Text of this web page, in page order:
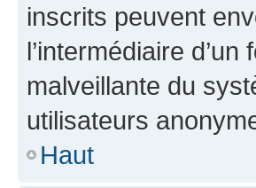
inscrits peuvent
l’intermédiaire
malveillante du
utilisateurs
Haut